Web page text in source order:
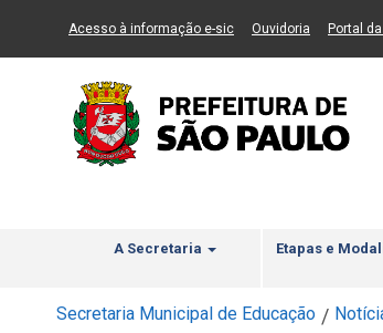
Ir ao Conteúdo Ir para menu principal 2
Acesso à informação e-sic(Link para um novo sítio)
Ouvidoria (Link para
Portal
A Secretaria Etapas e
Secretaria Municipal de Educação /